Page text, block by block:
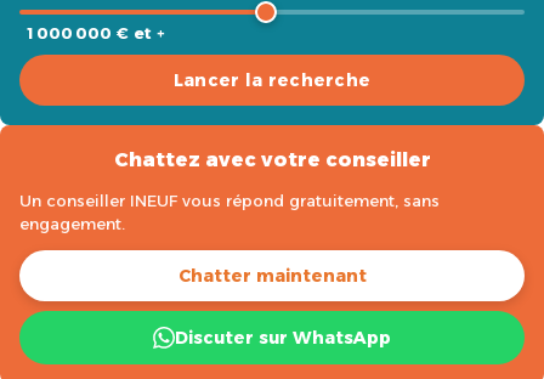
1 000 000 € et +
Lancer la recherche
Chattez avec votre conseiller
Un conseiller INEUF vous répond gratuitement, sans
engagement.
Chatter maintenant
Discuter sur WhatsApp